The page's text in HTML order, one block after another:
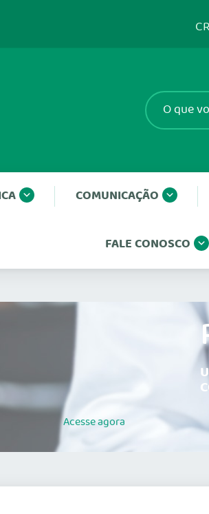
COMUNICAÇÃO
FALE CONOSCO
Acesseagora